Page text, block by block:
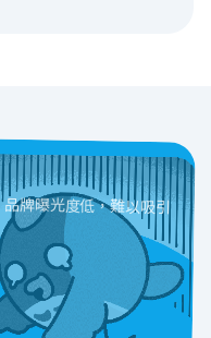
牌曝光度低，難以吸引